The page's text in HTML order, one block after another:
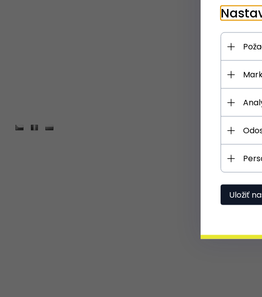
Uložiť